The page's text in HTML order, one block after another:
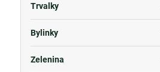
Trvalky
Bylinky
Zelenina